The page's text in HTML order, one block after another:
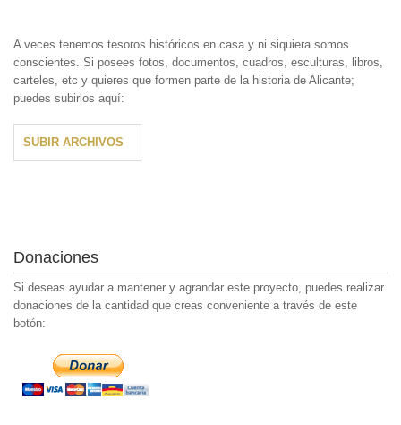
A veces tenemos tesoros históricos en casa y ni siquiera somos
conscientes. Si posees fotos, documentos, cuadros, esculturas, libros,
carteles, etc y quieres que formen parte de la historia de Alicante;
puedes subirlos aquí:
SUBIR ARCHIVOS
Donaciones
Si deseas ayudar a mantener y agrandar este proyecto, puedes realizar
donaciones de la cantidad que creas conveniente a través de este
botón: